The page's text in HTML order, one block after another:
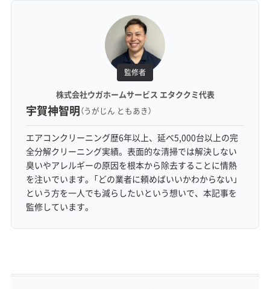
監修者
株式会社ウガホームサービス エタククミ代表
宇賀神智明（うがじん ともあき）
エアコンクリーニング歴6年以上、延べ5,000台以上の完
全分解クリーニング実績。表面的な清掃では解決しない
臭いやアレルギーの原因を根本から除去することに情熱
を注いでいます。「どの業者に頼めばいいかわからない」
という方を一人でも減らしたいという想いで、本記事を
監修しています。